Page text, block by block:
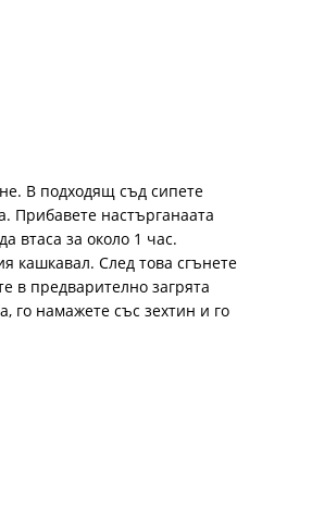
В подходящ съд сипете
Прибавете настърганaата
втаса за около 1 час.
кашкавал. След това сгънете
в предварително загрята
го намажете със зехтин и го